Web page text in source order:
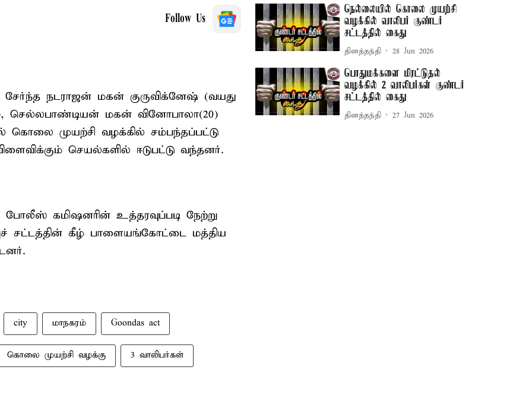
Follow Us
சேர்ந்த நடராஜன் மகன் குருவிக்னேஷ் (வயது
செல்லபாண்டியன் மகன் வினோபாலா(20)
கொலை முயற்சி வழக்கில் சம்பந்தப்பட்டு
செயல்களில் ஈடுபட்டு வந்தனர்.
கமிஷனரின் உத்தரவுப்படி நேற்று
சட்டத்தின் கீழ் பாளையங்கோட்டை மத்திய
city மாநகரம் Goondas act
கொலை முயற்சி வழக்கு 3 வாலிபர்கள்
நெல்லையில் கொலை முயற்சி
வழக்கில் வாலிபர் குண்டர்
சட்டத்தில் கைது
தினத்தந்தி 28 Jun 2026
பொதுமக்களை மிரட்டுதல்
வழக்கில் 2 வாலிபர்கள் குண்டர்
சட்டத்தில் கைது
தினத்தந்தி 27 Jun 2026